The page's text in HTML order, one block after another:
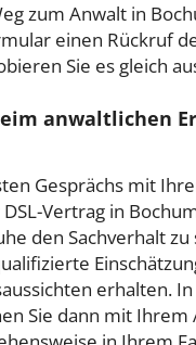
zum Anwalt in
einen Rückruf
Sie es gleich
anwaltlichen
Gesprächs mit
Vertrag in
den Sachverhalt zu
erhalten.
Sie dann mit Ihrem